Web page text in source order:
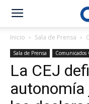
Inicio Sala de Prensa
Sala de Prensa Comunicados
La CEJ